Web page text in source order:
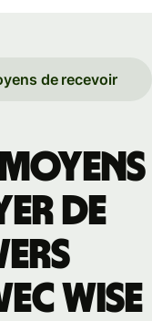
de recevoir
de
Wise